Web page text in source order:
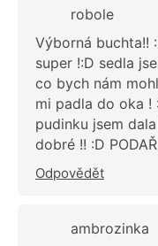
robole
Výborná buchta!!
super !:D sedla
co bych nám
mi padla do oka !
pudinku jsem
dobré !! :D
Odpovědět
ambrozinka